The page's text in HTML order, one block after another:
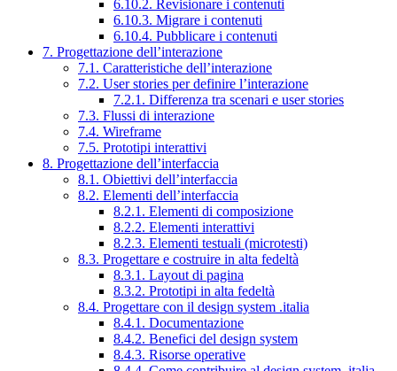
6.10.2. Revisionare i contenuti
6.10.3. Migrare i contenuti
6.10.4. Pubblicare i contenuti
7. Progettazione dell’interazione
7.1. Caratteristiche dell’interazione
7.2. User stories per definire l’interazione
7.2.1. Differenza tra scenari e user stories
7.3. Flussi di interazione
7.4. Wireframe
7.5. Prototipi interattivi
8. Progettazione dell’interfaccia
8.1. Obiettivi dell’interfaccia
8.2. Elementi dell’interfaccia
8.2.1. Elementi di composizione
8.2.2. Elementi interattivi
8.2.3. Elementi testuali (microtesti)
8.3. Progettare e costruire in alta fedeltà
8.3.1. Layout di pagina
8.3.2. Prototipi in alta fedeltà
8.4. Progettare con il design system .italia
8.4.1. Documentazione
8.4.2. Benefici del design system
8.4.3. Risorse operative